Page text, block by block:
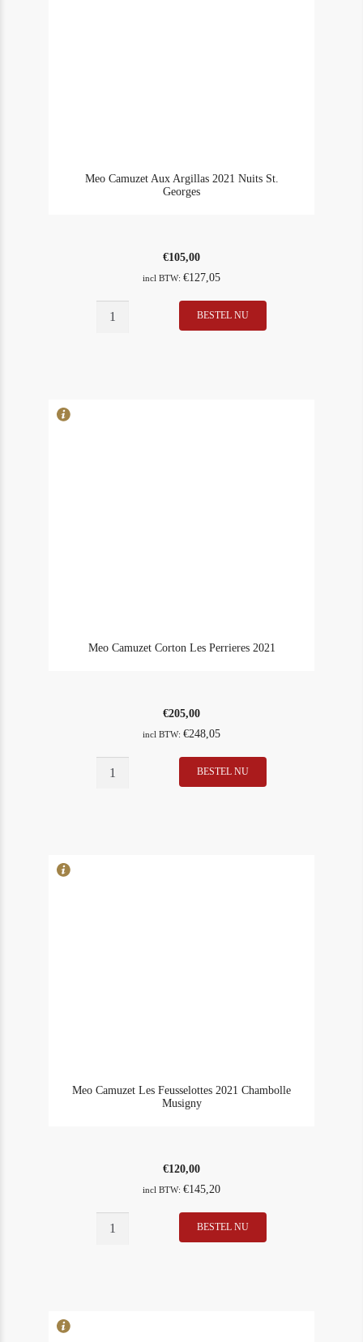
Meo Camuzet Aux Argillas 2021 Nuits St.
Georges
€105,00
incl BTW: €127,05
BESTEL NU
Meo Camuzet Corton Les Perrieres 2021
€205,00
incl BTW: €248,05
BESTEL NU
Meo Camuzet Les Feusselottes 2021 Chambolle
Musigny
€120,00
incl BTW: €145,20
BESTEL NU